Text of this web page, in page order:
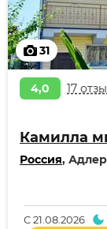
31
4,0 17
Камилла
Россия,
С21.08.2026